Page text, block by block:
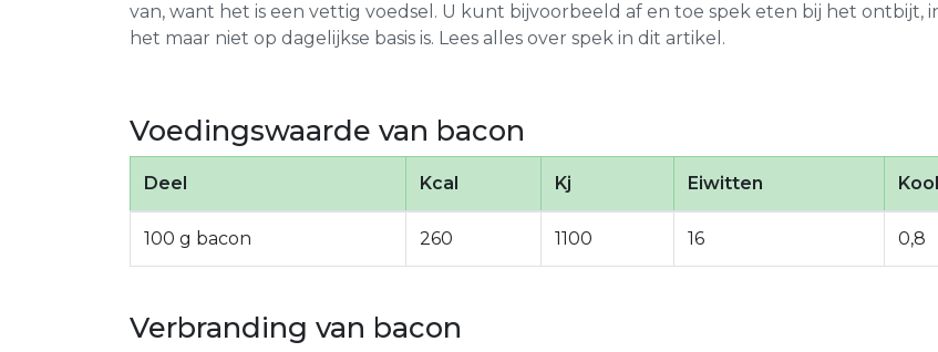
van, want het is een vettig voedsel. U kunt bijvoorbeeld af en toe spek eten bij het ontbijt,
het maar niet op dagelijkse basis is. Lees alles over spek in dit artikel.
Voedingswaarde van bacon
Deel Kcal Kj Eiwitten
100 g bacon 260 1100 16 0,8
Verbranding van bacon